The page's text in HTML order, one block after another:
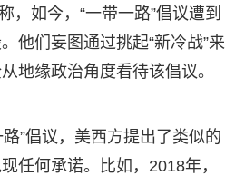
，如今，“一带一路”倡议遭到
他们妄图通过挑起“新冷战”来
地缘政治角度看待该倡议。
”倡议，美西方提出了类似的
任何承诺。比如，2018年，